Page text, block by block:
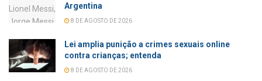
Argentina
8 DE AGOSTO DE 2026
Lei amplia punição a crimes sexuais online
contra crianças; entenda
8 DE AGOSTO DE 2026